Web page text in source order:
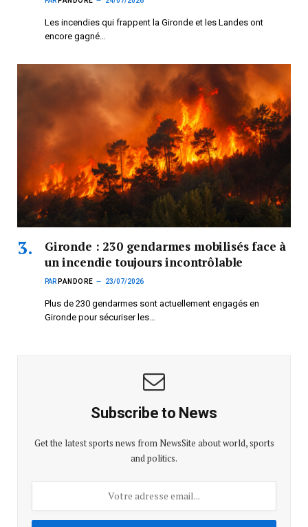
Les incendies qui frappent la Gironde et les Landes ont
encore gagné…
Gironde : 230 gendarmes mobilisés face à
un incendie toujours incontrôlable
PAR PANDORE 23/07/2026
Plus de 230 gendarmes sont actuellement engagés en
Gironde pour sécuriser les…
Subscribe to News
Get the latest sports news from NewsSite about world, sports
and politics.